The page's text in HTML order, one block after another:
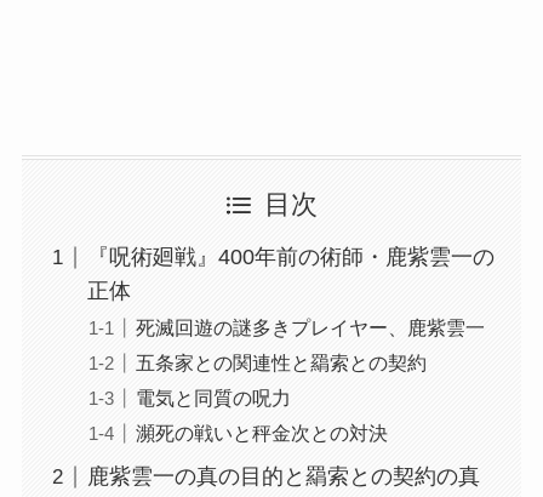
目次
『呪術廻戦』400年前の術師・鹿紫雲一の
正体
死滅回遊の謎多きプレイヤー、鹿紫雲一
五条家との関連性と羂索との契約
電気と同質の呪力
瀕死の戦いと秤金次との対決
鹿紫雲一の真の目的と羂索との契約の真